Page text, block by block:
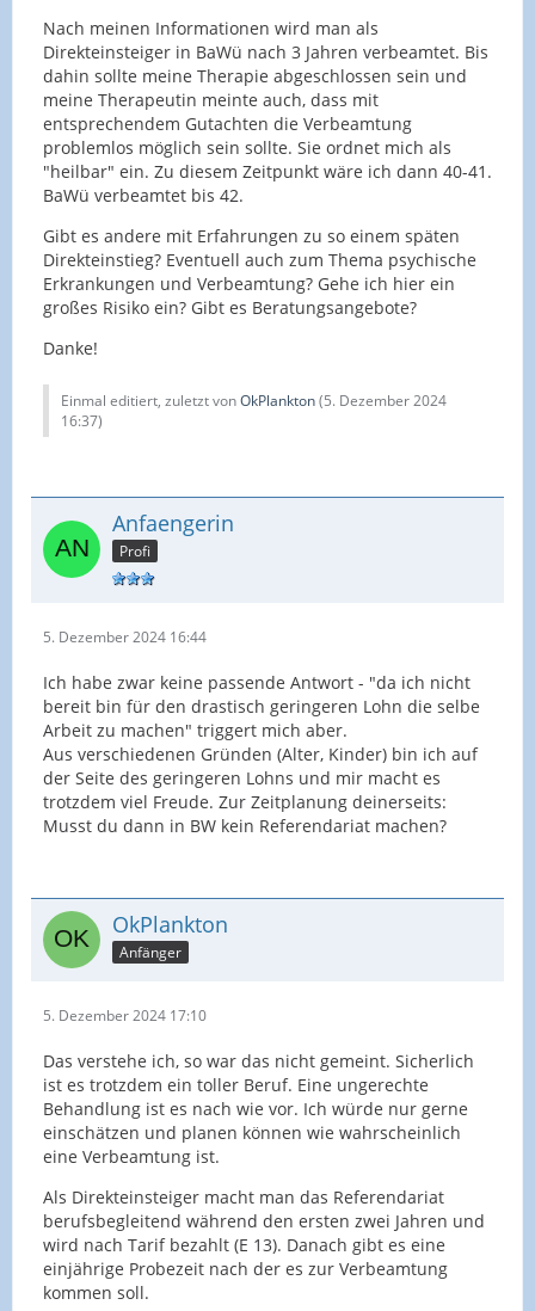
Nach meinen Informationen wird man als
Direkteinsteiger in BaWü nach 3 Jahren verbeamtet. Bis
dahin sollte meine Therapie abgeschlossen sein und
meine Therapeutin meinte auch, dass mit
entsprechendem Gutachten die Verbeamtung
problemlos möglich sein sollte. Sie ordnet mich als
"heilbar" ein. Zu diesem Zeitpunkt wäre ich dann 40-41.
BaWü verbeamtet bis 42.
Gibt es andere mit Erfahrungen zu so einem späten
Direkteinstieg? Eventuell auch zum Thema psychische
Erkrankungen und Verbeamtung? Gehe ich hier ein
großes Risiko ein? Gibt es Beratungsangebote?
Danke!
Einmal editiert, zuletzt vonOkPlankton(5. Dezember 2024
16:37)
Anfaengerin
Profi
5. Dezember 2024 16:44
Ich habe zwar keine passende Antwort - "da ich nicht
bereit bin für den drastisch geringeren Lohn die selbe
Arbeit zu machen" triggert mich aber.
Aus verschiedenen Gründen (Alter, Kinder) bin ich auf
der Seite des geringeren Lohns und mir macht es
trotzdem viel Freude. Zur Zeitplanung deinerseits:
Musst du dann in BW kein Referendariat machen?
OkPlankton
Anfänger
5. Dezember 2024 17:10
Das verstehe ich, so war das nicht gemeint. Sicherlich
ist es trotzdem ein toller Beruf. Eine ungerechte
Behandlung ist es nach wie vor. Ich würde nur gerne
einschätzen und planen können wie wahrscheinlich
eine Verbeamtung ist.
Als Direkteinsteiger macht man das Referendariat
berufsbegleitend während den ersten zwei Jahren und
wird nach Tarif bezahlt (E 13). Danach gibt es eine
einjährige Probezeit nach der es zur Verbeamtung
kommen soll.